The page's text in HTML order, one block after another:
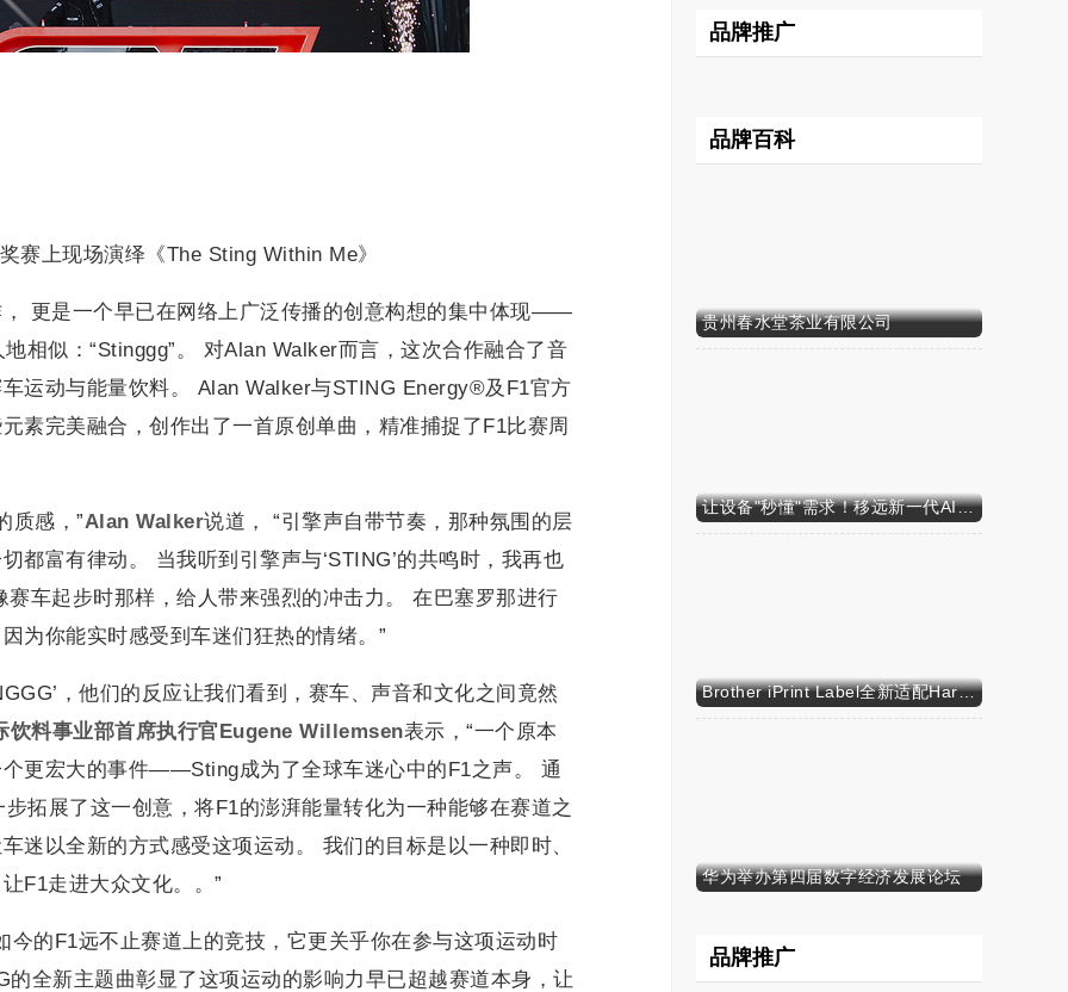
赛上现场演绎《The Sting Within Me》
更是一个早已在网络上广泛传播的创意构想的集中体现——
相似：“Stinggg”。 对Alan Walker而言，这次合作融合了音
运动与能量饮料。 Alan Walker与STING Energy®及F1官方
素完美融合，创作出了一首原创单曲，精准捕捉了F1比赛周
质感，”Alan Walker说道， “引擎声自带节奏，那种氛围的层
都富有律动。 当我听到引擎声与‘STING’的共鸣时，我再也
车起步时那样，给人带来强烈的冲击力。 在巴塞罗那进行
为你能实时感受到车迷们狂热的情绪。”
，他们的反应让我们看到，赛车、声音和文化之间竟然
饮料事业部首席执行官Eugene Willemsen表示，“一个原本
更宏大的事件——Sting成为了全球车迷心中的F1之声。 通
拓展了这一创意，将F1的澎湃能量转化为一种能够在赛道之
迷以全新的方式感受这项运动。 我们的目标是以一种即时、
F1走进大众文化。。”
今的F1远不止赛道上的竞技，它更关乎你在参与这项运动时
全新主题曲彰显了这项运动的影响力早已超越赛道本身，让
品牌推广
品牌百科
贵州春水堂茶业有限公司
让设备"秒懂"需求！移远新一代AI算力智能模组SH603FC硬核来袭
Brother iPrint Label全新适配HarmonyOS NEXT，标识标记体验再升级
华为举办第四届数字经济发展论坛
品牌推广